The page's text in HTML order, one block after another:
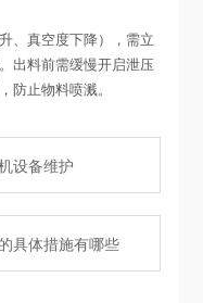
真空度下降），需立
出料前需缓慢开启泄压
防止物料喷溅。
设备维护
具体措施有哪些